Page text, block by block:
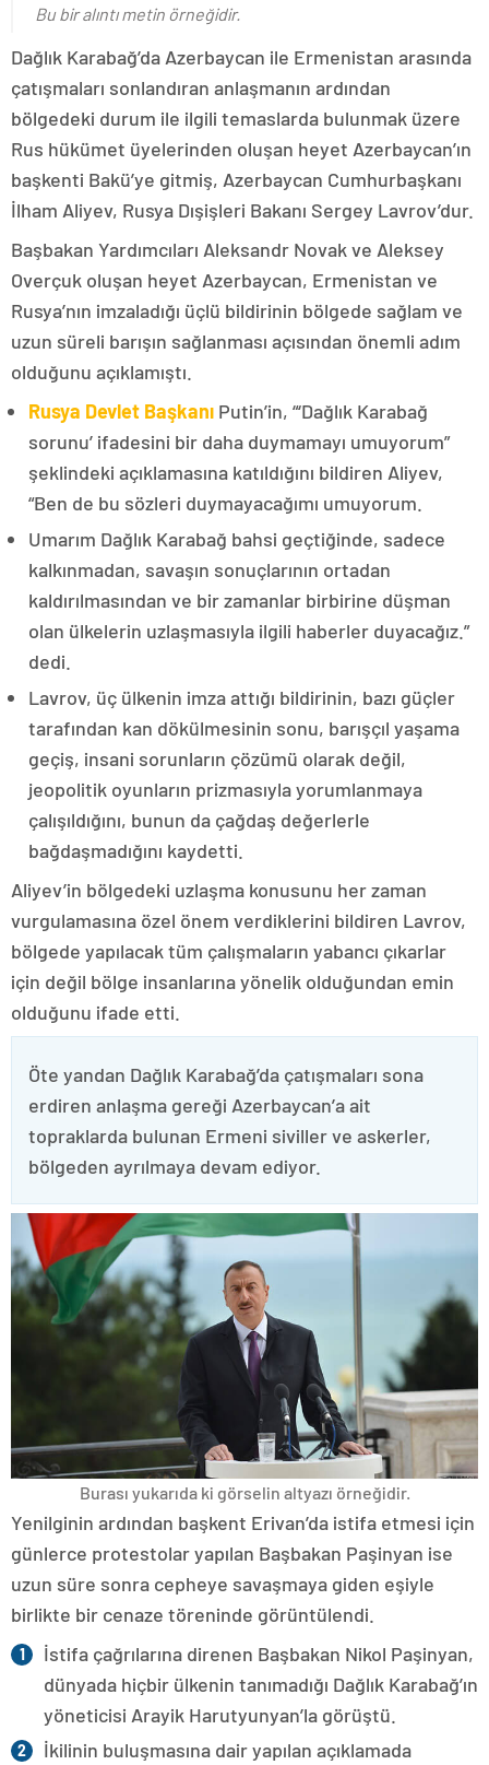
Bu bir alıntı metin örneğidir.
Dağlık Karabağ’da Azerbaycan ile Ermenistan arasında
çatışmaları sonlandıran anlaşmanın ardından
bölgedeki durum ile ilgili temaslarda bulunmak üzere
Rus hükümet üyelerinden oluşan heyet Azerbaycan’ın
başkenti Bakü’ye gitmiş, Azerbaycan Cumhurbaşkanı
İlham Aliyev, Rusya Dışişleri Bakanı Sergey Lavrov’dur.
Başbakan Yardımcıları Aleksandr Novak ve Aleksey
Overçuk oluşan heyet Azerbaycan, Ermenistan ve
Rusya’nın imzaladığı üçlü bildirinin bölgede sağlam ve
uzun süreli barışın sağlanması açısından önemli adım
olduğunu açıklamıştı.
Rusya Devlet Başkanı Putin’in, “‘Dağlık Karabağ
sorunu’ ifadesini bir daha duymamayı umuyorum”
şeklindeki açıklamasına katıldığını bildiren Aliyev,
“Ben de bu sözleri duymayacağımı umuyorum.
Umarım Dağlık Karabağ bahsi geçtiğinde, sadece
kalkınmadan, savaşın sonuçlarının ortadan
kaldırılmasından ve bir zamanlar birbirine düşman
olan ülkelerin uzlaşmasıyla ilgili haberler duyacağız.”
dedi.
Lavrov, üç ülkenin imza attığı bildirinin, bazı güçler
tarafından kan dökülmesinin sonu, barışçıl yaşama
geçiş, insani sorunların çözümü olarak değil,
jeopolitik oyunların prizmasıyla yorumlanmaya
çalışıldığını, bunun da çağdaş değerlerle
bağdaşmadığını kaydetti.
Aliyev’in bölgedeki uzlaşma konusunu her zaman
vurgulamasına özel önem verdiklerini bildiren Lavrov,
bölgede yapılacak tüm çalışmaların yabancı çıkarlar
için değil bölge insanlarına yönelik olduğundan emin
olduğunu ifade etti.
Öte yandan Dağlık Karabağ’da çatışmaları sona
erdiren anlaşma gereği Azerbaycan’a ait
topraklarda bulunan Ermeni siviller ve askerler,
bölgeden ayrılmaya devam ediyor.
Burası yukarıda ki görselin altyazı örneğidir.
Yenilginin ardından başkent Erivan’da istifa etmesi için
günlerce protestolar yapılan Başbakan Paşinyan ise
uzun süre sonra cepheye savaşmaya giden eşiyle
birlikte bir cenaze töreninde görüntülendi.
İstifa çağrılarına direnen Başbakan Nikol Paşinyan,
dünyada hiçbir ülkenin tanımadığı Dağlık Karabağ’ın
yöneticisi Arayik Harutyunyan’la görüştü.
İkilinin buluşmasına dair yapılan açıklamada